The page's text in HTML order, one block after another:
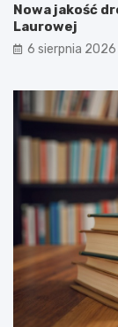
Nowa jakość
Laurowej
6 sierpnia 2026